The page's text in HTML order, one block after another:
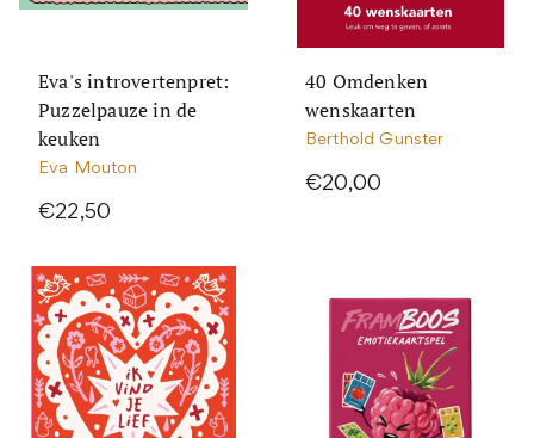
Eva's introvertenpret:
Puzzelpauze in de
keuken
Eva Mouton
€22,50
40 Omdenken
wenskaarten
Berthold Gunster
€20,00